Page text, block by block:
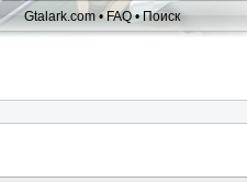
Gtalark.com •FAQ•Поиск